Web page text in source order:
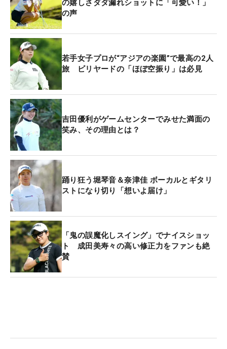
の嬉しさダダ漏れショットに「可愛い！」
の声
若手女子プロが“アジアの楽園”で最高の2人
旅 ビリヤードの「ほぼ空振り」は必見
吉田優利がゲームセンターでみせた満面の
笑み、その理由とは？
踊り狂う堀琴音＆奈津佳 ボーカルとギタリ
ストになり切り「想いよ届け」
「鬼の誤魔化しスイング」でナイスショッ
ト 成田美寿々の高い修正力をファンも絶
賛